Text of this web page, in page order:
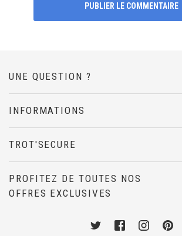
PUBLIER LE COMMENTAIRE
UNE QUESTION ?
INFORMATIONS
TROT'SECURE
PROFITEZ DE TOUTES NOS
OFFRES EXCLUSIVES